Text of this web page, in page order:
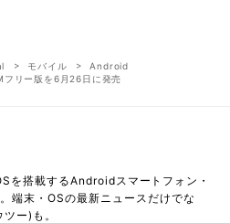
モバイル
Android
リー版を6月26日に発売
搭載するAndroidスマートフォン・
端末・OSの最新ニュースだけでな
ー)も。